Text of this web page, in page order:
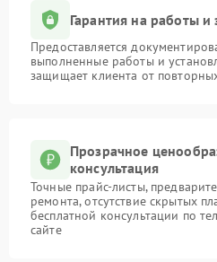
Гарантия на работы и
Предоставляется
выполненные работы и
защищает клиента от
Прозрачное
консультация
Точные прайс-листы,
ремонта, отсутствие скрытых
бесплатной консультации по
сайте